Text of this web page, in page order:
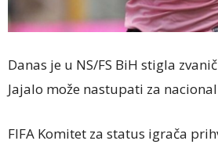
Danas je u NS/FS BiH stigla
Jajalo može nastupati za
FIFA Komitet za status igrača